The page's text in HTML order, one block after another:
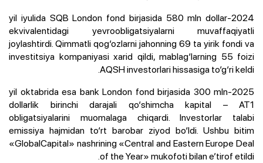
2024-yil iyulida SQB London fond birjasida 580 mln dollar
ekvivalentidagi yevroobligatsiyalarni muvaffaqiyatli
joylashtirdi. Qimmatli qog‘ozlarni jahonning 69 ta yirik fondi va
investitsiya kompaniyasi xarid qildi, mablag‘larning 55 foizi
AQSH investorlari hissasiga to‘g‘ri keldi.
2025-yil oktabrida esa bank London fond birjasida 300 mln
dollarlik birinchi darajali qo‘shimcha kapital – AT1
obligatsiyalarini muomalaga chiqardi. Investorlar talabi
emissiya hajmidan to‘rt barobar ziyod bo‘ldi. Ushbu bitim
«GlobalCapital» nashrining «Central and Eastern Europe Deal
of the Year» mukofoti bilan e’tirof etildi.